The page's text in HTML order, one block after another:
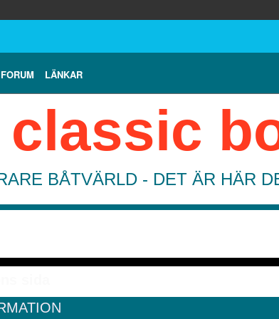
FORUM LÄNKAR
BÅTVÄRLD - DET ÄR HÄR